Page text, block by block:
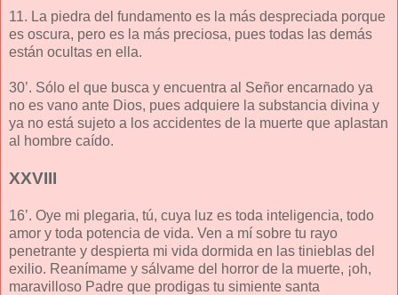
11. La piedra del fundamento es la más despreciada porque
es oscura, pero es la más preciosa, pues todas las demás
están ocultas en ella.
30’. Sólo el que busca y encuentra al Señor encarnado ya
no es vano ante Dios, pues adquiere la substancia divina y
ya no está sujeto a los accidentes de la muerte que aplastan
al hombre caído.
XXVIII
16’. Oye mi plegaria, tú, cuya luz es toda inteligencia, todo
amor y toda potencia de vida. Ven a mí sobre tu rayo
penetrante y despierta mi vida dormida en las tinieblas del
exilio. Reanímame y sálvame del horror de la muerte, ¡oh,
maravilloso Padre que prodigas tu simiente santa